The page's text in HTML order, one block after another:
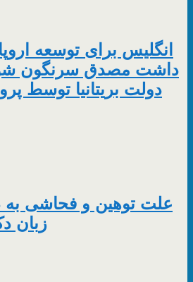
انگلیس برای توسعه
داشت مصدق سرنگون
دولت بریتانیا توسط
علت توهین و فحاشی به
زبان